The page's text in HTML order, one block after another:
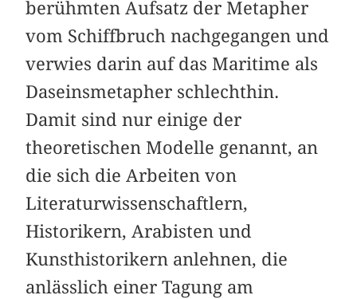
berühmten Aufsatz der Metapher
vom Schiffbruch nach­gegangen und
verwies darin auf das Maritime als
Daseinsmetapher schlechthin.
Damit sind nur einige der
theoretischen Modelle genannt, an
die sich die Arbeiten von
Literaturwissenschaftlern,
Historikern, Arabisten und
Kunsthistorikern anlehnen, die
anlässlich einer Tagung am